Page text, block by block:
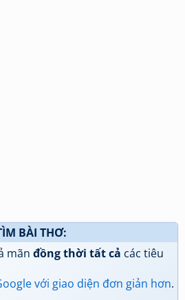
BÀI THƠ:
mãn đồng thời tất cả các tiêu
với giao diện đơn giản hơn.